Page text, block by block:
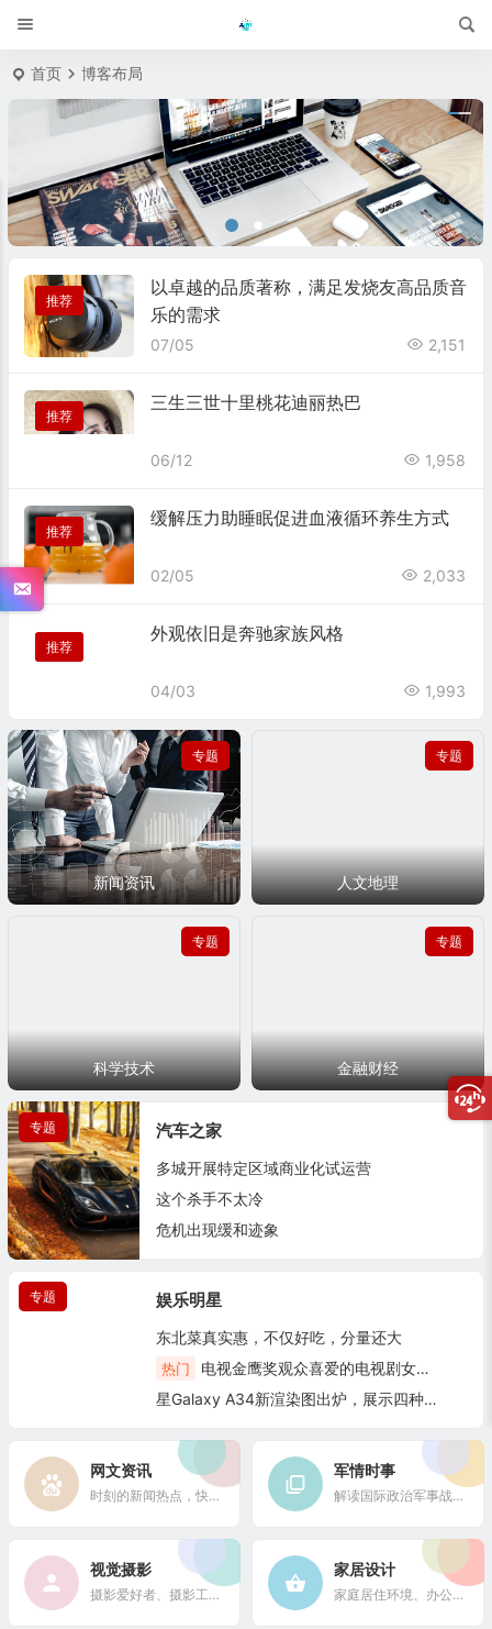
首页 博客布局
推荐
以卓越的品质著称，满足发烧友高品质音
乐的需求
07/05 2,151
推荐
三生三世十里桃花迪丽热巴
06/12 1,958
推荐
缓解压力助睡眠促进血液循环养生方式
02/05 2,033
推荐
外观依旧是奔驰家族风格
04/03 1,993
专题
36篇
时刻的新闻热点
新闻资讯
专题
人文地理学以人地关系的理论
人文地理
专题
18篇
社会上习惯于把科学和技术连
在一起
科学技术
专题
金融财经
专题 汽车之家
多城开展特定区域商业化试运营
这个杀手不太冷
危机出现缓和迹象
专题
18篇
娱乐明星
东北菜真实惠，不仅好吃，分量还大
热门
电视金鹰奖观众喜爱的电视剧女演员奖提名
星Galaxy A34新渲染图出炉，展示四种独特配色
网文资讯
时刻的新闻热点，快速了解它们的最新进展
军情时事
解读国际政治军事战略格局
视觉摄影
摄影爱好者、摄影工作者及摄影行业信息
家居设计
家庭居住环境、办公场所、公共空间陈设风格以设计搭配